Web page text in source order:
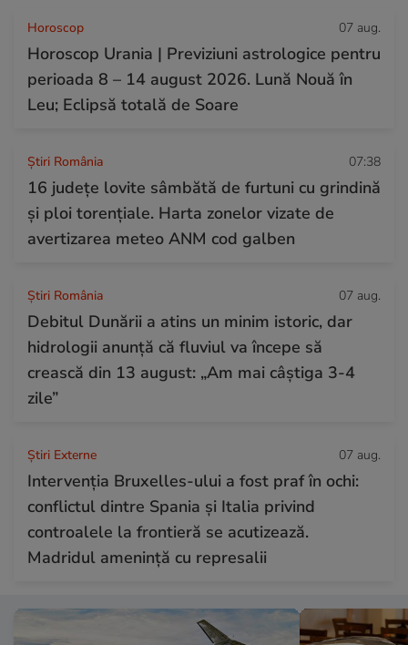
Horoscop 07 aug.
Horoscop Urania | Previziuni astrologice pentru
perioada 8 – 14 august 2026. Lună Nouă în
Leu; Eclipsă totală de Soare
Știri România 07:38
16 județe lovite sâmbătă de furtuni cu grindină
și ploi torențiale. Harta zonelor vizate de
avertizarea meteo ANM cod galben
Știri România 07 aug.
Debitul Dunării a atins un minim istoric, dar
hidrologii anunță că fluviul va începe să
crească din 13 august: „Am mai câștiga 3-4
zile”
Știri Externe 07 aug.
Intervenția Bruxelles-ului a fost praf în ochi:
conflictul dintre Spania și Italia privind
controalele la frontieră se acutizează.
Madridul amenință cu represalii